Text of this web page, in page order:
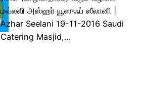
மவ்லவி அஸ்ஹர் யூஸுஃப் ஸீலானி |
Azhar Seelani 19-11-2016 Saudi
Catering Masjid,…